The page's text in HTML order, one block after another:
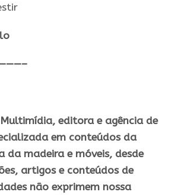
editora e agência de
em conteúdos da
da madeira e móveis, desde
artigos e conteúdos de
não exprimem nossa